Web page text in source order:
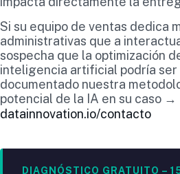
Si su equipo de ventas dedica
administrativas que a
sospecha que la optimización
inteligencia artificial podría ser
documentado nuestra
potencial de la IA en su caso →
datainnovation.io/contacto
DIAGNÓSTICO GRATUITO –